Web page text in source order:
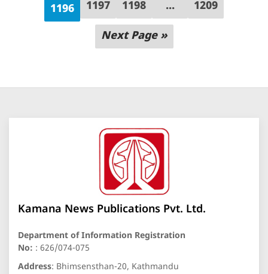
1196 1197 1198 ... 1209
Next Page »
Kamana News Publications Pvt. Ltd.
Department of Information Registration
No: : 626/074-075
Address: Bhimsensthan-20, Kathmandu